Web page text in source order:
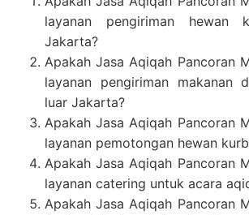
layanan pengiriman hewan
Jakarta?
Apakah Jasa Aqiqah Pancoran
layanan pengiriman makanan
luar Jakarta?
Apakah Jasa Aqiqah Pancoran
layanan pemotongan hewan
Apakah Jasa Aqiqah Pancoran
layanan catering untuk acara
Apakah Jasa Aqiqah Pancoran